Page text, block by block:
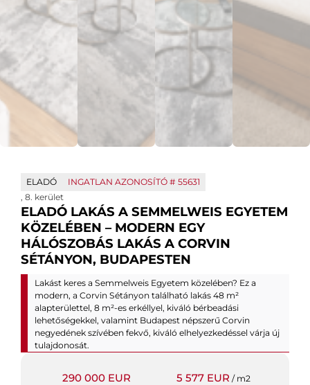
ELADÓ INGATLAN AZONOSÍTÓ # 55631
, 8. kerület
ELADÓ LAKÁS A SEMMELWEIS EGYETEM
KÖZELÉBEN – MODERN EGY
HÁLÓSZOBÁS LAKÁS A CORVIN
SÉTÁNYON, BUDAPESTEN
Lakást keres a Semmelweis Egyetem közelében? Ez a
modern, a Corvin Sétányon található lakás 48 m²
alapterülettel, 8 m²-es erkéllyel, kiváló bérbeadási
lehetőségekkel, valamint Budapest népszerű Corvin
negyedének szívében fekvő, kiváló elhelyezkedéssel várja új
tulajdonosát.
290 000 EUR 5 577 EUR / m2